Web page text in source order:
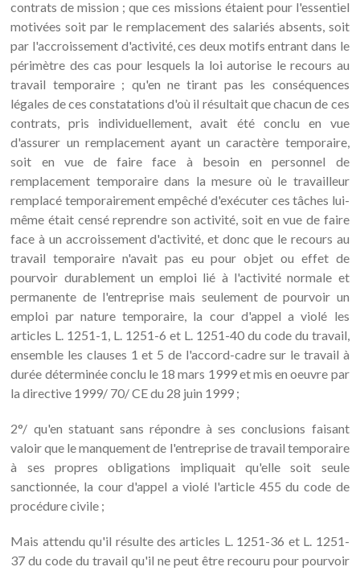
contrats de mission ; que ces missions étaient pour l'essentiel
motivées soit par le remplacement des salariés absents, soit
par l'accroissement d'activité, ces deux motifs entrant dans le
périmètre des cas pour lesquels la loi autorise le recours au
travail temporaire ; qu'en ne tirant pas les conséquences
légales de ces constatations d'où il résultait que chacun de ces
contrats, pris individuellement, avait été conclu en vue
d'assurer un remplacement ayant un caractère temporaire,
soit en vue de faire face à besoin en personnel de
remplacement temporaire dans la mesure où le travailleur
remplacé temporairement empêché d'exécuter ces tâches lui-
même était censé reprendre son activité, soit en vue de faire
face à un accroissement d'activité, et donc que le recours au
travail temporaire n'avait pas eu pour objet ou effet de
pourvoir durablement un emploi lié à l'activité normale et
permanente de l'entreprise mais seulement de pourvoir un
emploi par nature temporaire, la cour d'appel a violé les
articles L. 1251-1, L. 1251-6 et L. 1251-40 du code du travail,
ensemble les clauses 1 et 5 de l'accord-cadre sur le travail à
durée déterminée conclu le 18 mars 1999 et mis en oeuvre par
la directive 1999/ 70/ CE du 28 juin 1999 ;
2°/ qu'en statuant sans répondre à ses conclusions faisant
valoir que le manquement de l'entreprise de travail temporaire
à ses propres obligations impliquait qu'elle soit seule
sanctionnée, la cour d'appel a violé l'article 455 du code de
procédure civile ;
Mais attendu qu'il résulte des articles L. 1251-36 et L. 1251-
37 du code du travail qu'il ne peut être recouru pour pourvoir